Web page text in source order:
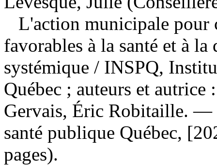
L'action municipale pour
favorables à la santé et à
systémique / INSPQ,
Québec ; auteurs et
Gervais, Éric Robitaille. —
santé publique Québec,
pages).